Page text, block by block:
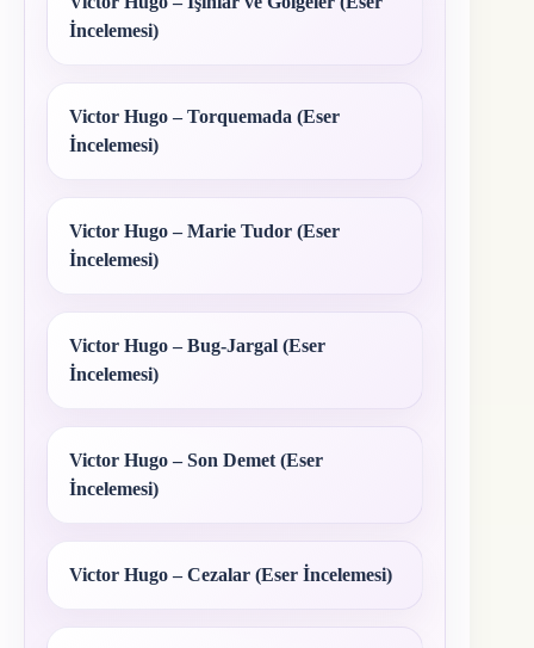
İncelemesi)
Victor Hugo – Torquemada (Eser
İncelemesi)
Victor Hugo – Marie Tudor (Eser
İncelemesi)
Victor Hugo – Bug-Jargal (Eser
İncelemesi)
Victor Hugo – Son Demet (Eser
İncelemesi)
Victor Hugo – Cezalar (Eser İncelemesi)